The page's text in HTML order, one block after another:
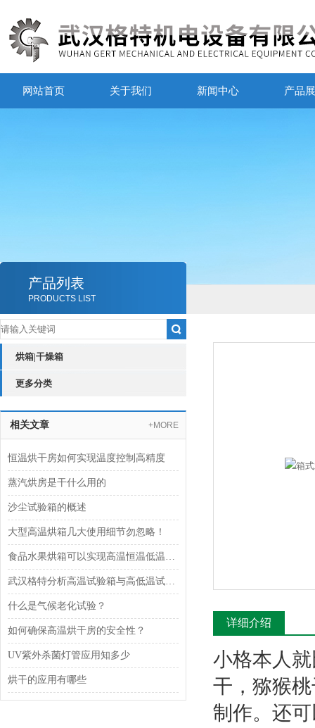
网站首页 关于我们 新闻中心 产品
产品列表
PRODUCTS LIST
烘箱|干燥箱
更多分类
相关文章 +MORE
恒温烘干房如何实现温度控制高精度
蒸汽烘房是干什么用的
沙尘试验箱的概述
大型高温烘箱几大使用细节勿忽略！
食品水果烘箱可以实现高温恒温低温多种烘烤模式自由
武汉格特分析高温试验箱与高低温试验箱差异区别
什么是气候老化试验？
如何确保高温烘干房的安全性？
UV紫外杀菌灯管应用知多少
烘干的应用有哪些
详细介绍
小格本人
干，猕猴
制作。还